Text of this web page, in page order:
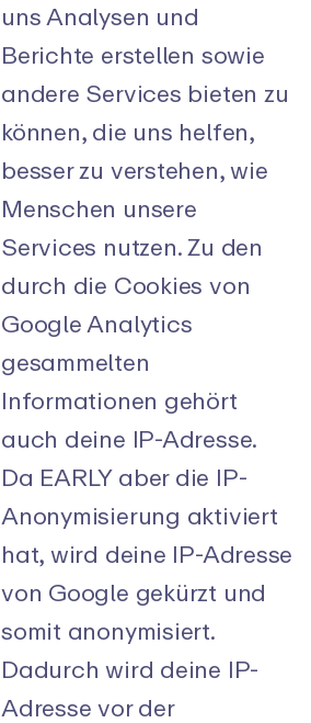
uns Analysen und
Berichte erstellen sowie
andere Services bieten zu
können, die uns helfen,
besser zu verstehen, wie
Menschen unsere
Services nutzen. Zu den
durch die Cookies von
Google Analytics
gesammelten
Informationen gehört
auch deine IP-Adresse.
Da EARLY aber die IP-
Anonymisierung aktiviert
hat, wird deine IP-Adresse
von Google gekürzt und
somit anonymisiert.
Dadurch wird deine IP-
Adresse vor der